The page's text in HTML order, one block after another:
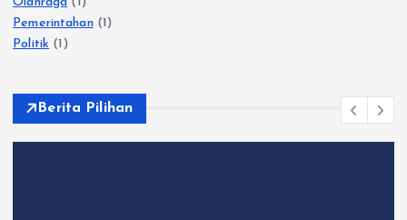
Pemerintahan(1)
Politik (1)
Berita Pilihan